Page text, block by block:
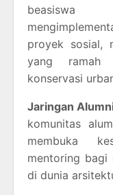
proyek sosial,
yang ramah
konservasi
Jaringan
komunitas
membuka
mentoring bagi
di dunia